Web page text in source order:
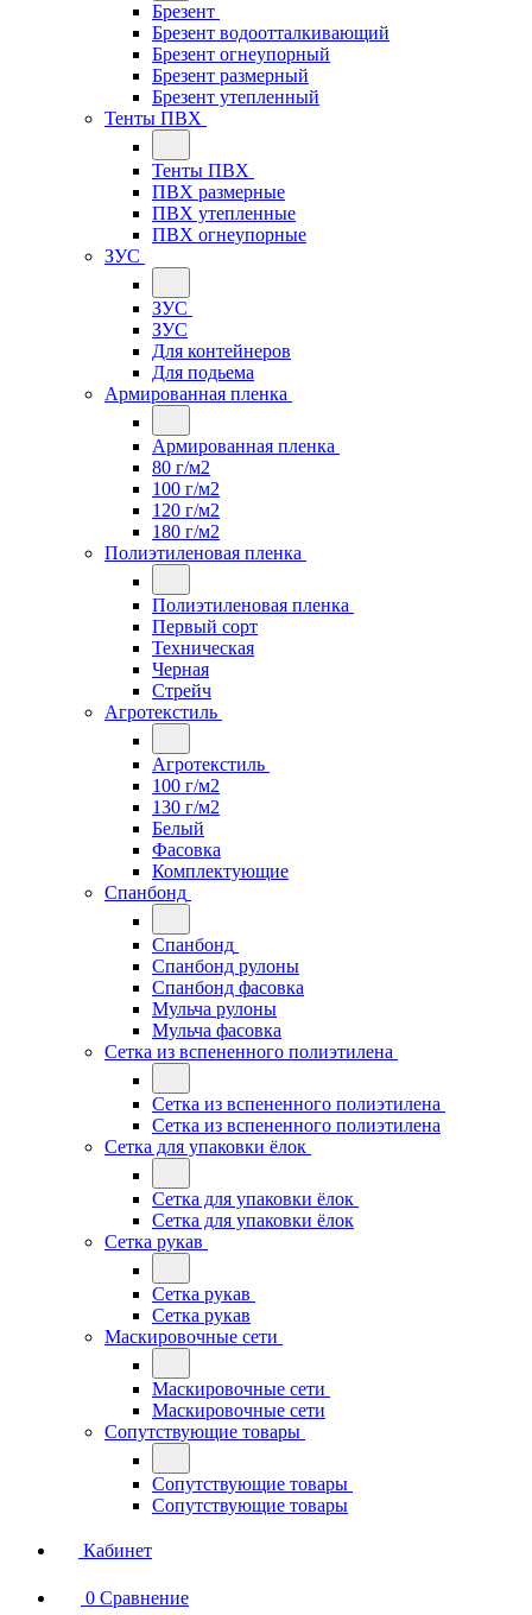
Брезент
Брезент водоотталкивающий
Брезент огнеупорный
Брезент размерный
Брезент утепленный
Тенты ПВХ
Тенты ПВХ
ПВХ размерные
ПВХ утепленные
ПВХ огнеупорные
ЗУС
ЗУС
ЗУС
Для контейнеров
Для подьема
Армированная пленка
Армированная пленка
80 г/м2
100 г/м2
120 г/м2
180 г/м2
Полиэтиленовая пленка
Полиэтиленовая пленка
Первый сорт
Техническая
Черная
Стрейч
Агротекстиль
Агротекстиль
100 г/м2
130 г/м2
Белый
Фасовка
Комплектующие
Спанбонд
Спанбонд
Спанбонд рулоны
Спанбонд фасовка
Мульча рулоны
Мульча фасовка
Сетка из вспененного полиэтилена
Сетка из вспененного полиэтилена
Сетка из вспененного полиэтилена
Сетка для упаковки ёлок
Сетка для упаковки ёлок
Сетка для упаковки ёлок
Сетка рукав
Сетка рукав
Сетка рукав
Маскировочные сети
Маскировочные сети
Маскировочные сети
Сопутствующие товары
Сопутствующие товары
Сопутствующие товары
Кабинет
0 Сравнение